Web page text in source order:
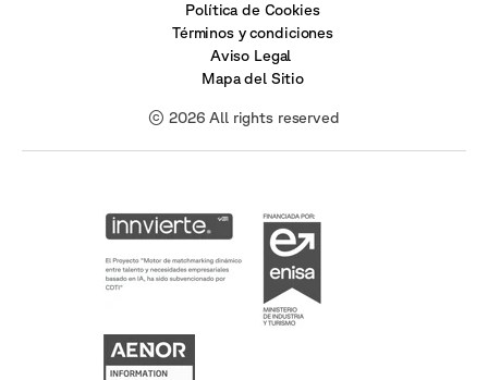
Política de Cookies
Términos y condiciones
Aviso Legal
Mapa del Sitio
© 2026 All rights reserved